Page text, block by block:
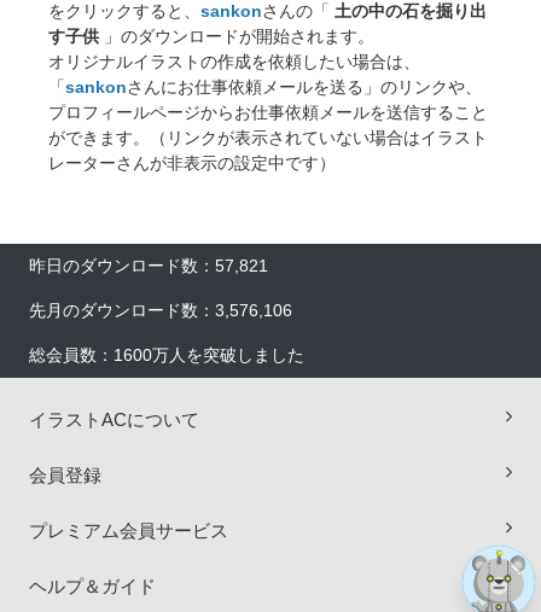
をクリックすると、 sankonさんの「 土の中の石を掘り出
す子供 」のダウンロードが開始されます。
オリジナルイラストの作成を依頼したい場合は、
「sankonさんにお仕事依頼メールを送る」のリンクや、
プロフィールページからお仕事依頼メールを送信すること
ができます。（リンクが表示されていない場合はイラスト
レーターさんが非表示の設定中です）
昨日のダウンロード数：57,821
先月のダウンロード数：3,576,106
総会員数：1600万人を突破しました
イラストACについて
会員登録
プレミアム会員サービス
ヘルプ＆ガイド